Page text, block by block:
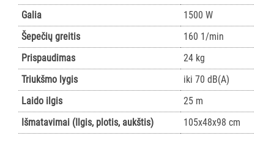
PURVĄ
SUGERIANTYS
KILIMĖLIAI
ASMENS
HIGIENOS
PRIEMONĖS
SLAUGOS
Galia
1500 W
Šepečių greitis
160 1/min
Prispaudimas
24 kg
Triukšmo lygis
iki 70 dB(A)
Laido ilgis
25 m
Išmatavimai (Ilgis, plotis, aukštis)
105x48x98 cm